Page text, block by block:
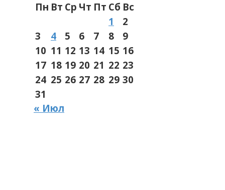
Пн Вт Ср Чт Пт Сб Вс
1
2
3
4 5 6 7 8
9
10 11 12 13 14 15 16
17 18 19 20 21 22 23
24 25 26 27 28 29 30
31
« Июл